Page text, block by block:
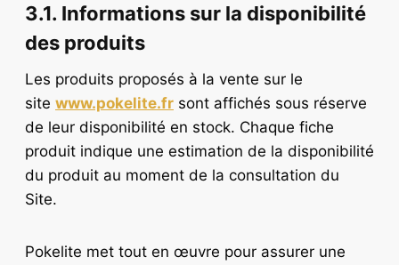
3.1. Informations sur la disponibilité
des produits
Les produits proposés à la vente sur le
site www.pokelite.fr sont affichés sous réserve
de leur disponibilité en stock. Chaque fiche
produit indique une estimation de la disponibilité
du produit au moment de la consultation du
Site.
Pokelite met tout en œuvre pour assurer une